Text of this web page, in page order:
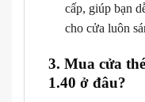
cấp, giúp bạn
cho cửa luôn
3. Mua cửa
1.40 ở đâu?